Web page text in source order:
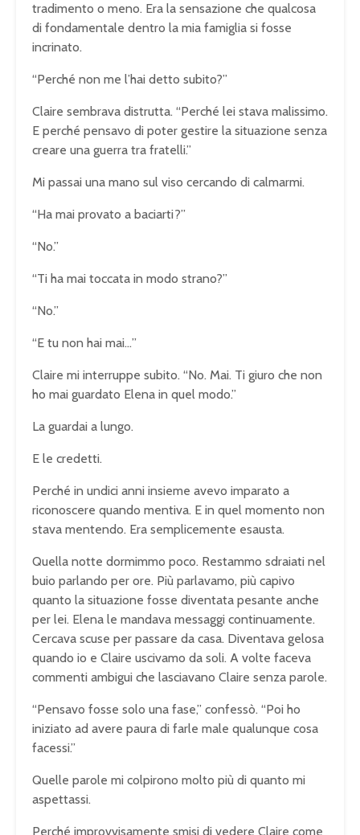
tradimento o meno. Era la sensazione che qualcosa
di fondamentale dentro la mia famiglia si fosse
incrinato.
“Perché non me l’hai detto subito?”
Claire sembrava distrutta. “Perché lei stava malissimo.
E perché pensavo di poter gestire la situazione senza
creare una guerra tra fratelli.”
Mi passai una mano sul viso cercando di calmarmi.
“Ha mai provato a baciarti?”
“No.”
“Ti ha mai toccata in modo strano?”
“No.”
“E tu non hai mai…”
Claire mi interruppe subito. “No. Mai. Ti giuro che non
ho mai guardato Elena in quel modo.”
La guardai a lungo.
E le credetti.
Perché in undici anni insieme avevo imparato a
riconoscere quando mentiva. E in quel momento non
stava mentendo. Era semplicemente esausta.
Quella notte dormimmo poco. Restammo sdraiati nel
buio parlando per ore. Più parlavamo, più capivo
quanto la situazione fosse diventata pesante anche
per lei. Elena le mandava messaggi continuamente.
Cercava scuse per passare da casa. Diventava gelosa
quando io e Claire uscivamo da soli. A volte faceva
commenti ambigui che lasciavano Claire senza parole.
“Pensavo fosse solo una fase,” confessò. “Poi ho
iniziato ad avere paura di farle male qualunque cosa
facessi.”
Quelle parole mi colpirono molto più di quanto mi
aspettassi.
Perché improvvisamente smisi di vedere Claire come